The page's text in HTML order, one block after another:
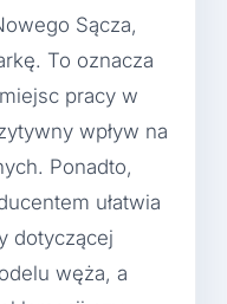
Sącza,
To oznacza
pracy w
wpływ na
Ponadto,
ułatwia
dotyczącej
węża, a